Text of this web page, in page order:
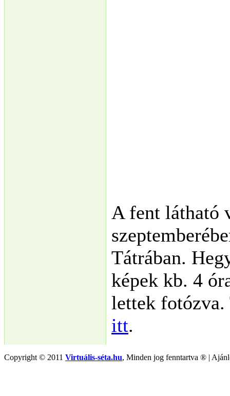
A fent látható
Tátrában.
képek kb. 4
lettek fotózva.
itt.
Copyright © 2011 Virtuális-séta.hu, Minden jog fenntartva ® |